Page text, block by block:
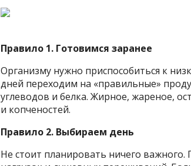
Правило 1. Готовимся заранее
Организму нужно приспособиться к
дней переходим на «правильные»
углеводов и белка. Жирное, жареное,
и копченостей.
Правило 2. Выбираем день
Не стоит планировать ничего важного.